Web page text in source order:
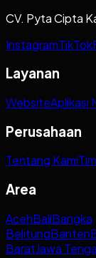
CV. Pyta Cipta
InstagramTikTok
Layanan
WebsiteAplikasi
Perusahaan
Tentang Kami
Area
AcehBaliBangka
BelitungBanten
BaratJawa